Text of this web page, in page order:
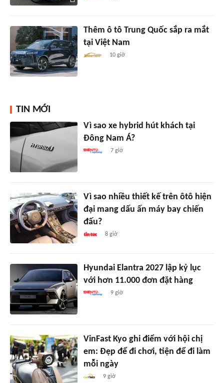
Thêm ô tô Trung Quốc sắp ra mắt
tại Việt Nam
10 giờ
TIN MỚI
Vì sao xe hybrid hút khách tại
Đông Nam Á?
7 giờ
Vì sao nhiều thiết kế trên ôtô hiện
đại mang dấu ấn máy bay chiến
đấu?
8 giờ
Hyundai Elantra 2027 lập kỷ lục
với hơn 11.000 đơn đặt hàng
9 giờ
VinFast Kyo ghi điểm với hội chị
em: Đẹp để đi chơi, tiện để đi làm
mỗi ngày
9 giờ